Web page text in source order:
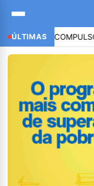
ÚLTIMAS
COMPULSÓRIA DE